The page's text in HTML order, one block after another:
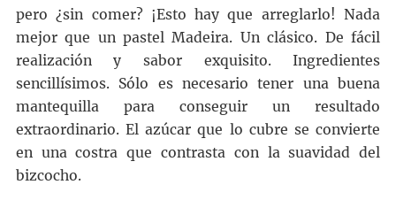
pero ¿sin comer? ¡Esto hay que arreglarlo! Nada
mejor que un pastel Madeira. Un clásico. De fácil
realización y sabor exquisito. Ingredientes
sencillísimos. Sólo es necesario tener una buena
mantequilla para conseguir un resultado
extraordinario. El azúcar que lo cubre se convierte
en una costra que contrasta con la suavidad del
bizcocho.